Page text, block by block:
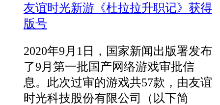
友谊时光新游《杜拉拉升职记》获得
版号
2020年9月1日，国家新闻出版署发布
了9月第一批国产网络游戏审批信
息。此次过审的游戏共57款，由友谊
时光科技股份有限公司（以下简